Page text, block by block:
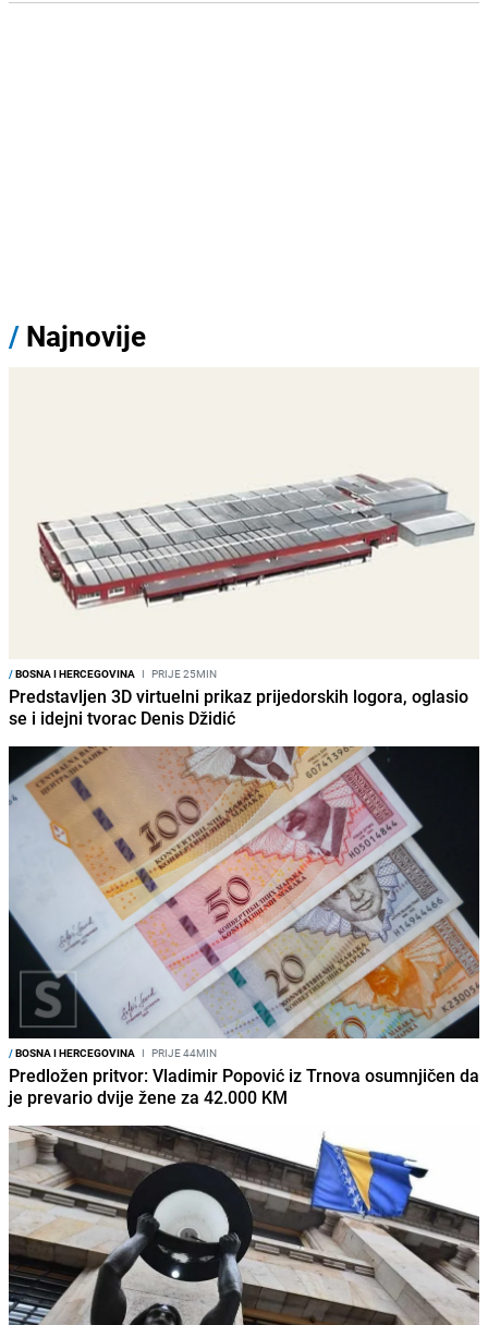
/ Najnovije
/BOSNA I HERCEGOVINA I PRIJE 25MIN
Predstavljen 3D virtuelni prikaz prijedorskih logora, oglasio
se i idejni tvorac Denis Džidić
/BOSNA I HERCEGOVINA I PRIJE 44MIN
Predložen pritvor: Vladimir Popović iz Trnova osumnjičen da
je prevario dvije žene za 42.000 KM